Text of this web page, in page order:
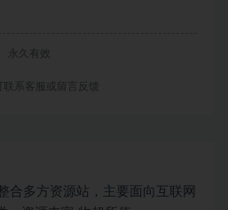
永久有效
联系客服或留言反馈
合多方资源站，主要面向互联网